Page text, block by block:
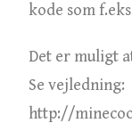
kode som
Det er muligt
Se vejledning:
http://